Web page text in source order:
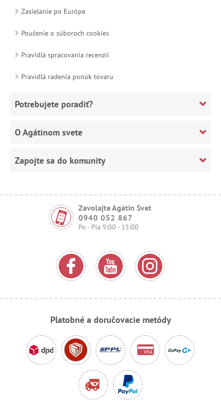
Zasielanie po Európe
Poučenie o súboroch cookies
Pravidlá spracovania recenzií
Pravidlá radenia ponúk tovaru
Potrebujete poradiť?
O Agátinom svete
Zapojte sa do komunity
Zavolajte Agátin Svet
0940 052 867
Po - Pia 9:00 - 15:00
Platobné a doručovacie metódy